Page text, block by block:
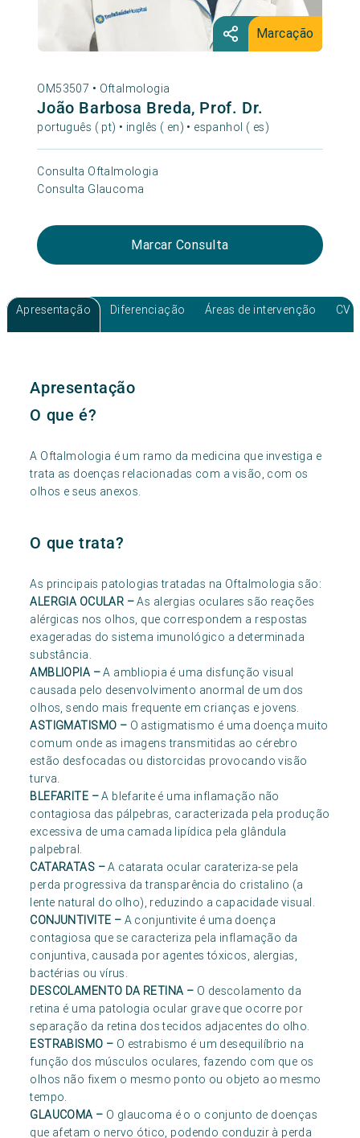
Marcação
OM53507 • Oftalmologia
João Barbosa Breda, Prof. Dr.
português ( pt) • inglês ( en) • espanhol ( es)
Consulta Oftalmologia
Consulta Glaucoma
Marcar Consulta
Apresentação Diferenciação Áreas de intervenção CV
Apresentação
O que é?
A Oftalmologia é um ramo da medicina que investiga e
trata as doenças relacionadas com a visão, com os
olhos e seus anexos.
O que trata?
As principais patologias tratadas na Oftalmologia são:
ALERGIA OCULAR –As alergias oculares são reações
alérgicas nos olhos, que correspondem a respostas
exageradas do sistema imunológico a determinada
substância.
AMBLIOPIA –A ambliopia é uma disfunção visual
causada pelo desenvolvimento anormal de um dos
olhos, sendo mais frequente em crianças e jovens.
ASTIGMATISMO – O astigmatismo é uma doença muito
comum onde as imagens transmitidas ao cérebro
estão desfocadas ou distorcidas provocando visão
turva.
BLEFARITE –A blefarite é uma inflamação não
contagiosa das pálpebras, caracterizada pela produção
excessiva de uma camada lipídica pela glândula
palpebral.
CATARATAS –A catarata ocular carateriza-se pela
perda progressiva da transparência do cristalino (a
lente natural do olho), reduzindo a capacidade visual.
CONJUNTIVITE – A conjuntivite é uma doença
contagiosa que se caracteriza pela inflamação da
conjuntiva, causada por agentes tóxicos, alergias,
bactérias ou vírus.
DESCOLAMENTO DA RETINA – O descolamento da
retina é uma patologia ocular grave que ocorre por
separação da retina dos tecidos adjacentes do olho.
ESTRABISMO – O estrabismo é um desequilíbrio na
função dos músculos oculares, fazendo com que os
olhos não fixem o mesmo ponto ou objeto ao mesmo
tempo.
GLAUCOMA – O glaucoma é o o conjunto de doenças
que afetam o nervo ótico, podendo conduzir à perda